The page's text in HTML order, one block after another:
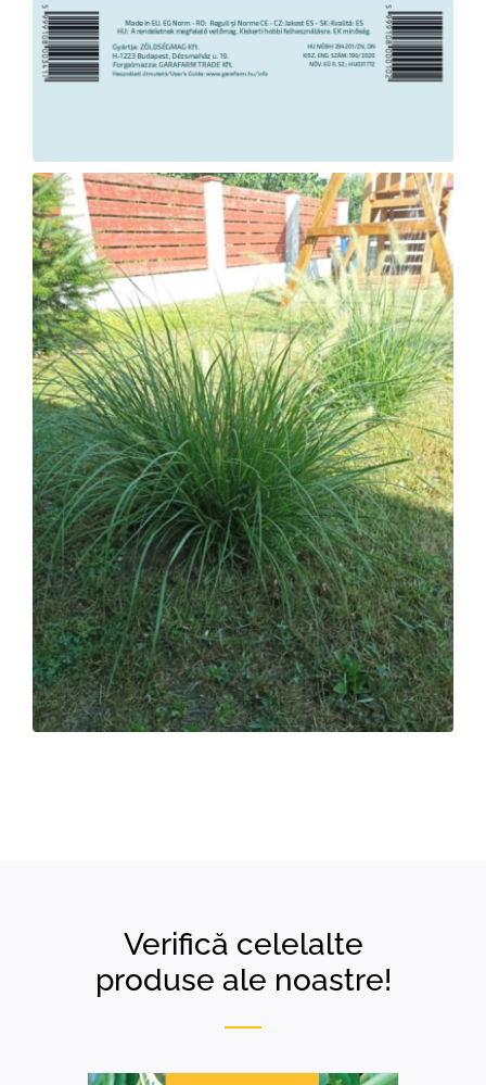
Verifică celelalte
produse ale noastre!